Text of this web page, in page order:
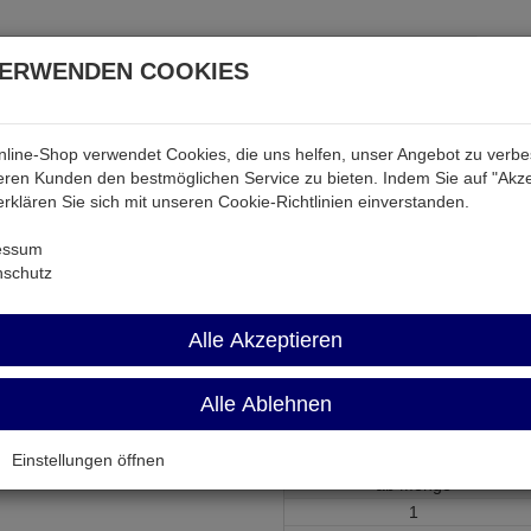
& Akkus Audio & Video Strom Tab &
2N5886
1
COOKIES
Shop verwendet Cookies, die uns helfen, unser Angebot zu
Kunden den bestmöglichen Service zu bieten. Indem Sie auf
Sie sich mit unseren Cookie-Richtlinien einverstanden.
Alle Akzeptieren
Alle Ablehnen
Einstellungen öffnen